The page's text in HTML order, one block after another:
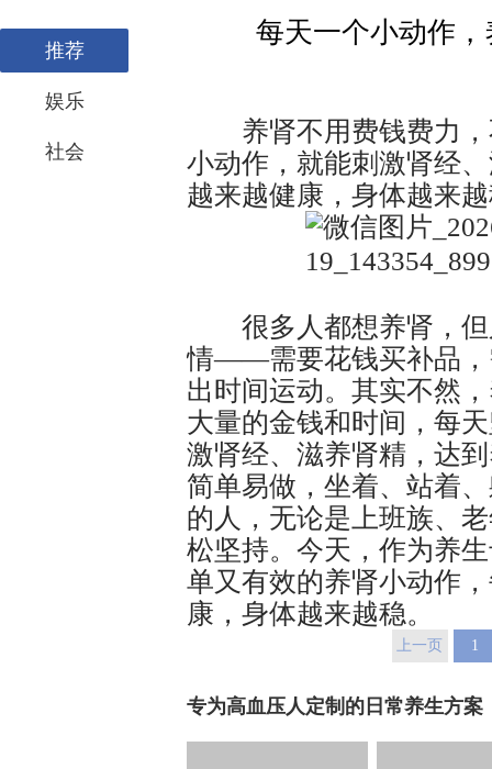
推荐
娱乐
社会
每天一个小动作
养肾不用费钱费力，
小动作，就能刺激肾经
越来越健康，身体越来
很多人都想养肾，但
情——需要花钱买补品，
出时间运动。其实不然
大量的金钱和时间，每
激肾经、滋养肾精，达
简单易做，坐着、站着
的人，无论是上班族、
松坚持。今天，作为养
单又有效的养肾小动作
康，身体越来越稳。
上一页 1
专为高血压人定制的日常养生方案